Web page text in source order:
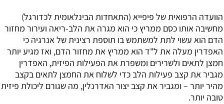
הוועדה הרפואית של פיפייא (התאחדות הבינלאומית לכדורגל)
מחשיבה אותו כסם ממריץ כי הוא מגרה את הלב-ריאה ועירור מחזור
הדם הוא עשוי לתת למשתמש בו תוספת רצינית של אנרגיה כי
האפדרין מעלה את ל"ד הוא ממריץ את מחזור הדם, ואז מגיע יותר
חמצן לתאים ולשרירים ומשפרת את הפעילות הפיזית, האפדרין
מגביר את קצב פעילות הלב כדי לשלוח את החמצן לתאים בקצב
מהיר יותר – ומגביר את קצב יצור האדרנלין, מה שגורם ליכולת פיזית
טובה יותר.